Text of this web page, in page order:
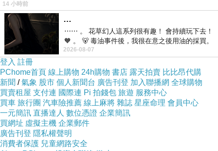
中餐還有一份
直接帶回家
刨冰還在冰箱
就看表弟啥時看到
會把它吃掉了
/
有時候
14 小時前
…
⋯⋯ 。 花草幻人這系列很有趣！ 會持續玩下去！
🧡 。 🐻 毒油事件後，我很在意之後用油的採買。
前天購買了我之前就很愛
2026-08-07
登入 註冊
PChome首頁 線上購物 24h購物 書店 露天拍賣 比比昂代購
新聞 /氣象 股市 個人新聞台 廣告刊登 加入聯播網 全球購物
買賣租屋 支付連 國際連 Pi 拍錢包 旅遊 服務中心
買車 旅行團 汽車險推薦 線上麻將 雜誌 星座命理 會員中心
一元簡訊 直播達人 數位憑證 企業簡訊
買網址 虛擬主機 企業郵件
廣告刊登 隱私權聲明
消費者保護 兒童網路安全